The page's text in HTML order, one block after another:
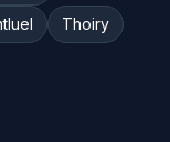
Thoiry